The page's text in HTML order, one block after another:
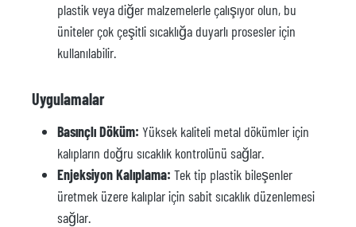
plastik veya diğer malzemelerle çalışıyor olun, bu
üniteler çok çeşitli sıcaklığa duyarlı prosesler için
kullanılabilir.
Uygulamalar
Basınçlı Döküm: Yüksek kaliteli metal dökümler için
kalıpların doğru sıcaklık kontrolünü sağlar.
Enjeksiyon Kalıplama: Tek tip plastik bileşenler
üretmek üzere kalıplar için sabit sıcaklık düzenlemesi
sağlar.